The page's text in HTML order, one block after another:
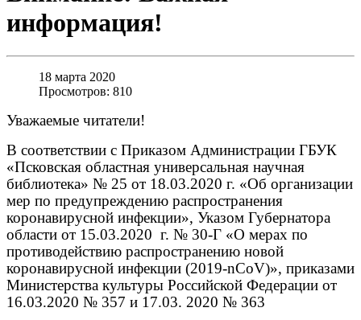
информация!
18 марта 2020
Просмотров: 810
Уважаемые читатели!
В соответствии с Приказом Администрации ГБУК
«Псковская областная универсальная научная
библиотека» № 25 от 18.03.2020 г. «Об организации
мер по предупреждению распространения
коронавирусной инфекции», Указом Губернатора
области от 15.03.2020 г. № 30-Г «О мерах по
противодействию распространению новой
коронавирусной инфекции (2019-nCoV)», приказами
Министерства культуры Российской Федерации от
16.03.2020 № 357 и 17.03. 2020 № 363